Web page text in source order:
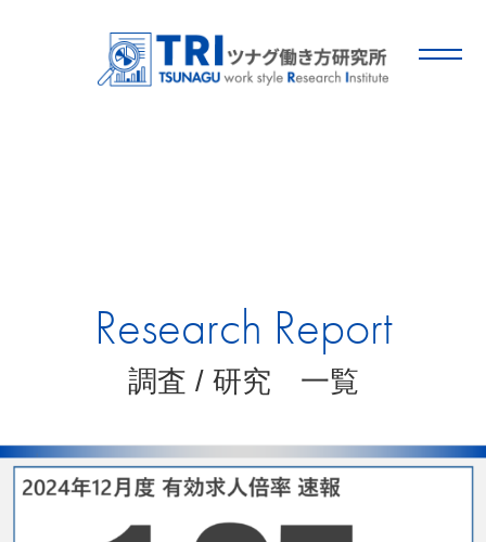
Research Report
調査 / 研究 一覧